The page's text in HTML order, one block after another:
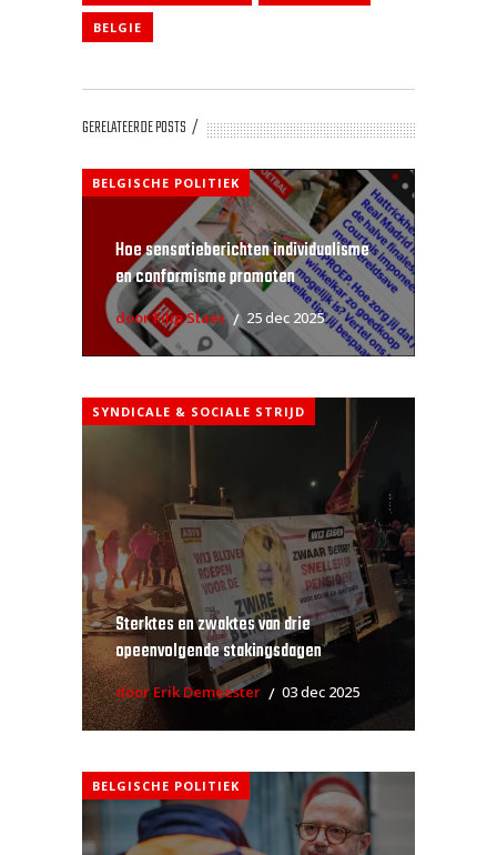
BELGIE
GERELATEERDE POSTS
BELGISCHE POLITIEK
Hoe sensatieberichten individualisme
en conformisme promoten
door Filip Staes 25 dec 2025
SYNDICALE & SOCIALE STRIJD
Sterktes en zwaktes van drie
opeenvolgende stakingsdagen
door Erik Demeester 03 dec 2025
BELGISCHE POLITIEK